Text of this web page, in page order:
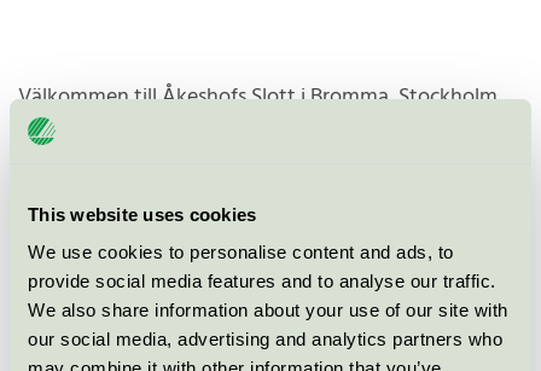
This website uses cookies
We use cookies to personalise content and ads, to
provide social media features and to analyse our traffic.
We also share information about your use of our site with
our social media, advertising and analytics partners who
Välkommen till Åkeshofs Slott i Bromma, Stockholm.
Här kan du anordna fester, konferenser, bröllop och
fester och tillställningar förblir intima och personliga.
Grönskan från våra vackra omgivningar i
naturreservatet Judarskogen och från vårt läge i
trädgårdsstaden Bromma avspeglar sig i inredningen,
och inte minst i vårt kök. Här på Åkeshofs Slott är